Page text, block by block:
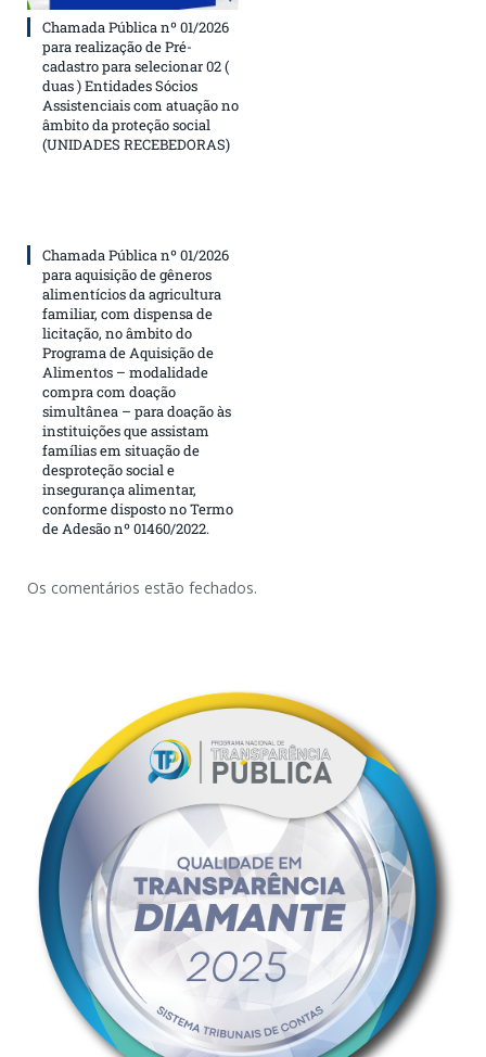
Chamada Pública nº 01/2026
para realização de Pré-
cadastro para selecionar 02 (
duas ) Entidades Sócios
Assistenciais com atuação no
âmbito da proteção social
(UNIDADES RECEBEDORAS)
Chamada Pública nº 01/2026
para aquisição de gêneros
alimentícios da agricultura
familiar, com dispensa de
licitação, no âmbito do
Programa de Aquisição de
Alimentos – modalidade
compra com doação
simultânea – para doação às
instituições que assistam
famílias em situação de
desproteção social e
insegurança alimentar,
conforme disposto no Termo
de Adesão nº 01460/2022.
Os comentários estão fechados.